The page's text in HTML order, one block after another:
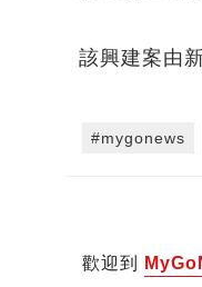
該興建案由
#mygonews
歡迎到